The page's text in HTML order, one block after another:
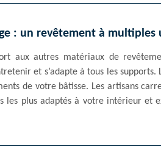
: un revêtement à multiples
aux autres matériaux de
et s’adapte à tous les
de votre bâtisse. Les artisans
plus adaptés à votre intérieur et